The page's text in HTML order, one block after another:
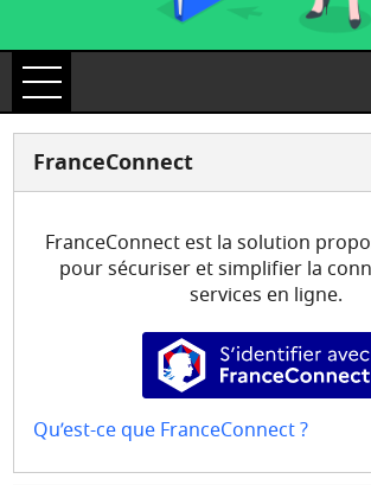
Ouvrir le menu
Accueil
Mes demandes
Mon compte
FranceConnect
FranceConnect est la solution
pour sécuriser et simplifier la
services en ligne.
S’identifier
Qu’est-ce que FranceConnect ?